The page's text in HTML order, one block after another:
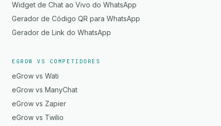
Widget de Chat ao Vivo do WhatsApp
Gerador de Código QR para WhatsApp
Gerador de Link do WhatsApp
EGROW VS COMPETIDORES
eGrow vs Wati
eGrow vs ManyChat
eGrow vs Zapier
eGrow vs Twilio